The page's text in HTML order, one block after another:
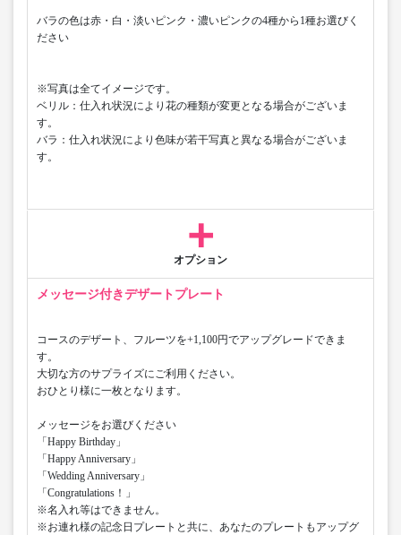
バラの色は赤・白・淡いピンク・濃いピンクの4種から1種お選びく
ださい
※写真は全てイメージです。
ベリル：仕入れ状況により花の種類が変更となる場合がございま
す。
バラ：仕入れ状況により色味が若干写真と異なる場合がございま
す。
オプション
メッセージ付きデザートプレート
コースのデザート、フルーツを+1,100円でアップグレードできま
す。​
大切な方のサプライズにご利用ください。
おひとり様に一枚となります。
メッセージをお選びください
「Happy Birthday」
「Happy Anniversary」
「Wedding Anniversary」
「Congratulations！」
※名入れ等はできません。
※お連れ様の記念日プレートと共に、あなたのプレートもアップグ